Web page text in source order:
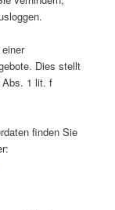
Dies stellt
Abs. 1 lit. f
finden Sie